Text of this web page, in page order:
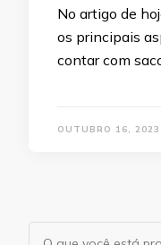
No artigo de
os principais
contar com
OUTUBRO 16, 2023
Procurando